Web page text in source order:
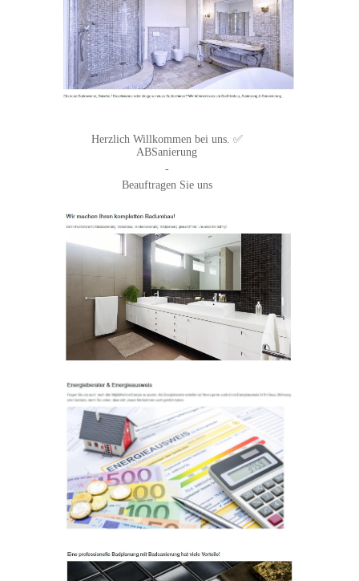
Herzlich Willkommen bei uns. ✅
ABSanierung
-
Beauftragen Sie uns